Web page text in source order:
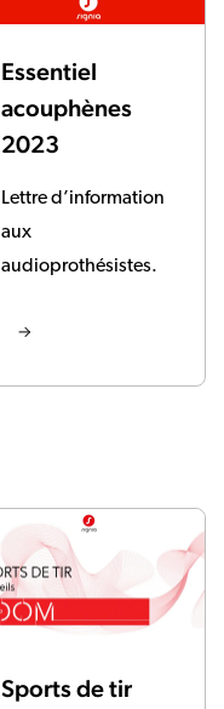
Essentiel
acouphènes
2023
Lettre d’information
aux
audioprothésistes.
Sports de tir